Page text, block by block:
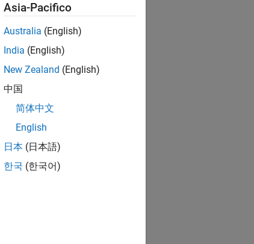
Asia-Pacifico
Australia (English)
India (English)
New Zealand (English)
中国
简体中文
English
日本 (日本語)
한국 (한국어)